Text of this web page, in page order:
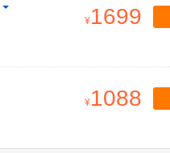
1699
1088